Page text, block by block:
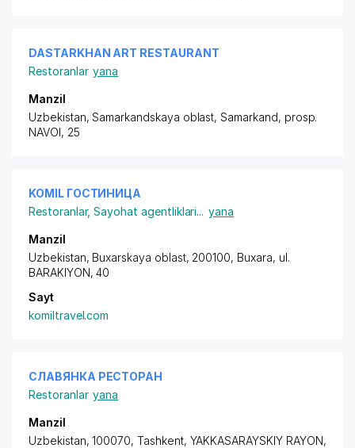
DASTARKHAN ART RESTAURANT
Restoranlar yana
Manzil
Uzbekistan, Samarkandskaya oblast, Samarkand, prosp.
NAVOI, 25
KOMIL ГОСТИНИЦА
Restoranlar,Sayohat agentliklari... yana
Manzil
Uzbekistan, Buxarskaya oblast, 200100, Buxara, ul.
BARAKIYON, 40
Sayt
komiltravel.com
СЛАВЯНКА РЕСТОРАН
Restoranlar yana
Manzil
Uzbekistan, 100070, Tashkent, YAKKASARAYSKIY RAYON,